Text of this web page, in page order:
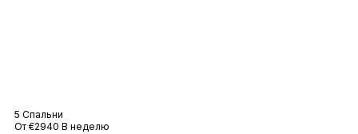
5 Спальни
От €2940 В неделю